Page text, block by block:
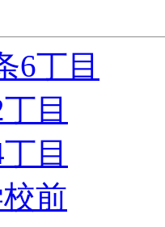
6丁目
目
目
前